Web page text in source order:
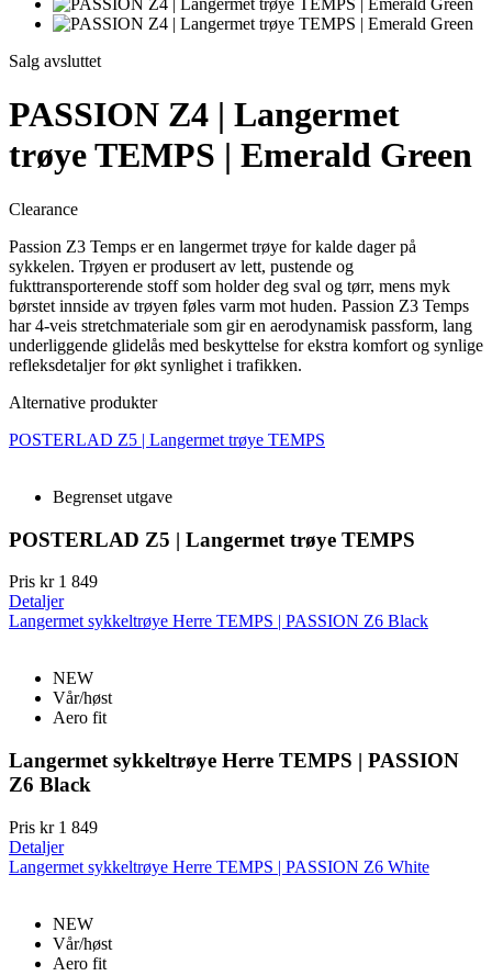
Salg avsluttet
PASSION Z4 | Langermet
trøye TEMPS | Emerald Green
Clearance
Passion Z3 Temps er en langermet trøye for kalde dager på
sykkelen. Trøyen er produsert av lett, pustende og
fukttransporterende stoff som holder deg sval og tørr, mens myk
børstet innside av trøyen føles varm mot huden. Passion Z3 Temps
har 4-veis stretchmateriale som gir en aerodynamisk passform, lang
underliggende glidelås med beskyttelse for ekstra komfort og synlige
refleksdetaljer for økt synlighet i trafikken.
Alternative produkter
POSTERLAD Z5 | Langermet trøye TEMPS
Begrenset utgave
POSTERLAD Z5 | Langermet trøye TEMPS
Pris kr 1 849
Detaljer
Langermet sykkeltrøye Herre TEMPS | PASSION Z6 Black
NEW
Vår/høst
Aero fit
Langermet sykkeltrøye Herre TEMPS | PASSION
Z6 Black
Pris kr 1 849
Detaljer
Langermet sykkeltrøye Herre TEMPS | PASSION Z6 White
NEW
Vår/høst
Aero fit